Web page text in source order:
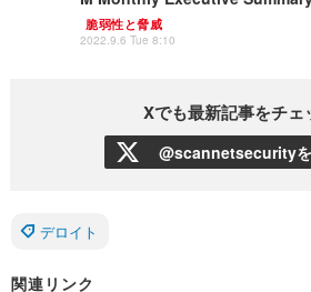
脆弱性と脅威
2022.9.6 Tue 8:10
Xでも最新記事をチェ
@scannetsecurity
デロイト
関連リンク